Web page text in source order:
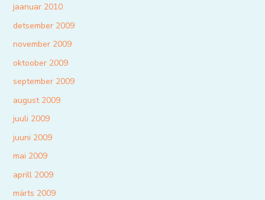
jaanuar 2010
detsember 2009
november 2009
oktoober 2009
september 2009
august 2009
juuli 2009
juuni 2009
mai 2009
aprill 2009
märts 2009